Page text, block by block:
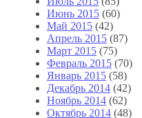
Июнь 2015 (60)
Май 2015 (42)
Апрель 2015 (87)
Март 2015 (75)
Февраль 2015 (70)
Январь 2015 (58)
Декабрь 2014 (42)
Ноябрь 2014 (62)
Октябрь 2014 (48)